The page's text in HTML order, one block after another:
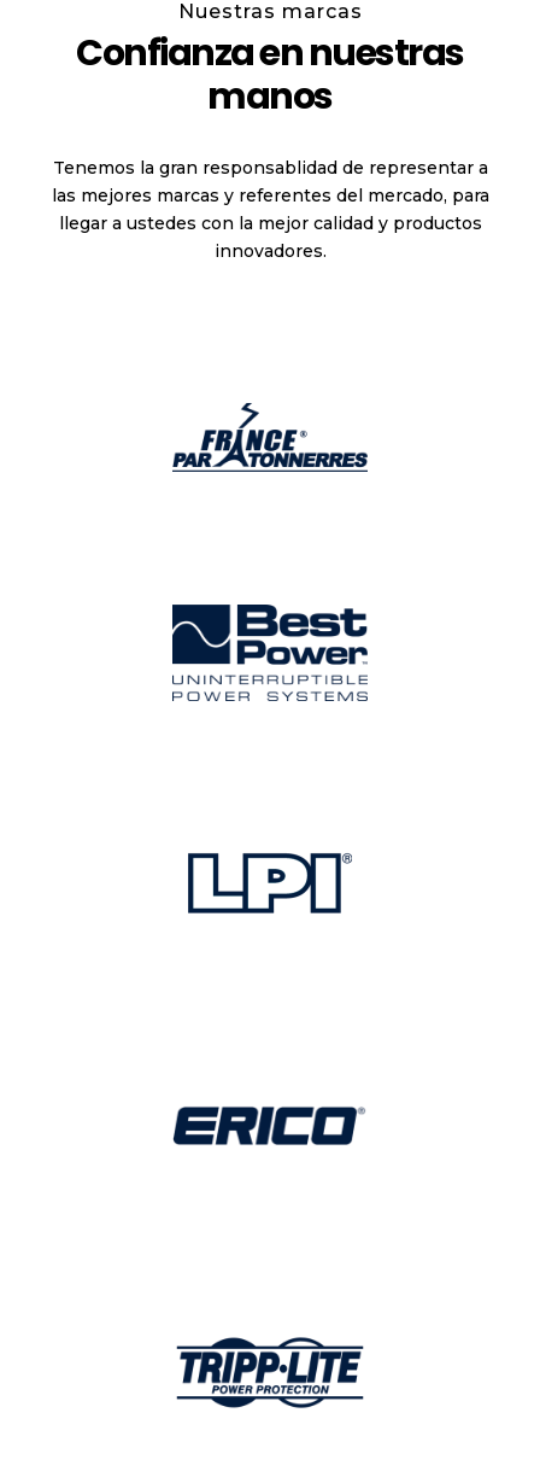
Nuestras marcas
Confianza en nuestras
manos
Tenemos la gran responsablidad de representar a
las mejores marcas y referentes del mercado, para
llegar a ustedes con la mejor calidad y productos
innovadores.